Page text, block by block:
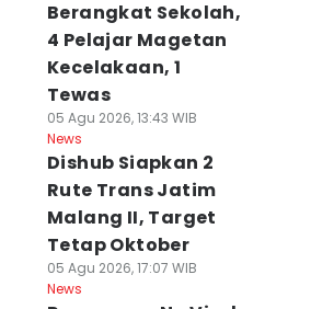
Nenek
Tahun di
Dibekuk
Agu 2026, 10:06 WIB
Diduga Diserobot,
Jemaah Masjid
Rahmat Surabaya
Protes
07 Agu 2026, 20:46 WIB
News
Berangkat Sekolah,
4 Pelajar Magetan
Kecelakaan, 1
Tewas
05 Agu 2026, 13:43 WIB
News
Dishub Siapkan 2
Rute Trans Jatim
Malang II, Target
Tetap Oktober
05 Agu 2026, 17:07 WIB
News